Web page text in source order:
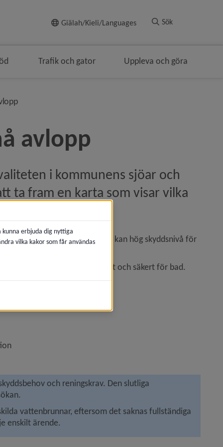
Giälah/Kieli/Languages Sök
Trafik och gator Uppleva och göra
nivå i brödsmulenavigeringen
avlopp
i kommunens sjöar och
ta fram en karta som visar vilka
små avlopp.
noggrant. I dessa områden kan hög skyddsnivå för
vattnet där behöver vara rent och säkert för bad.
i nytt fönster.
och reningskrav. Den slutliga
vattenbrunnar, eftersom det saknas fullständiga
enskilt ärende.
erbjuda dig nyttiga
vilka kakor som får användas